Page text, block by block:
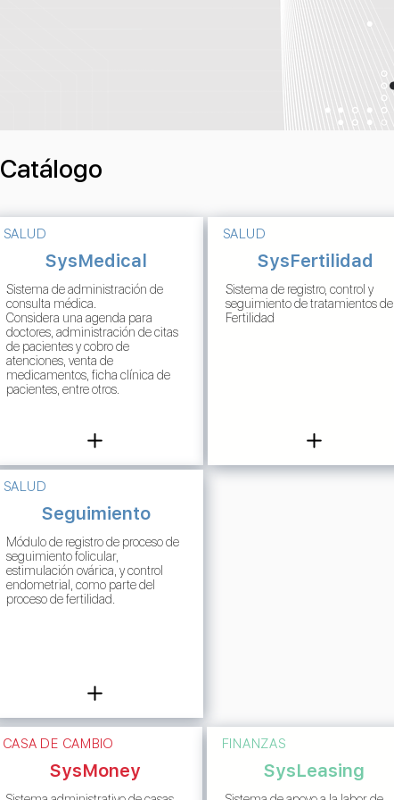
Catálogo
SALUD
SysMedical
Sistema de administración de
consulta médica.
Considera una agenda para
doctores, administración de citas
de pacientes y cobro de
atenciones, venta de
medicamentos, ficha clínica de
pacientes, entre otros.
SALUD
SysFertilidad
Sistema de registro, control y
seguimiento de tratamientos de
Fertilidad
SALUD
Seguimiento
Módulo de registro de proceso de
seguimiento folicular,
estimulación ovárica, y control
endometrial, como parte del
proceso de fertilidad.
CASA DE CAMBIO
SysMoney
FINANZAS
SysLeasing